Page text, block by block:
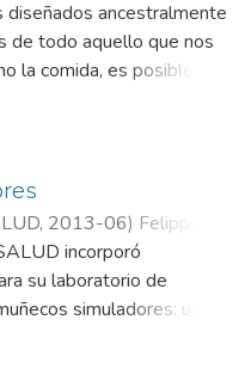
y económico.
ancestralmente
de todo aquello que nos
la comida, es posible
neuroplasticidad:
y circuitos neuronales, a
, 2013-06) Felippa,
incorporó
su laboratorio de
simuladores: un
Adulto, uno de